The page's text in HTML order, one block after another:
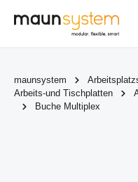
Zum Hauptinhalt springen
maunsystem
Arbeits-und Tischplatten
Buche Multiplex